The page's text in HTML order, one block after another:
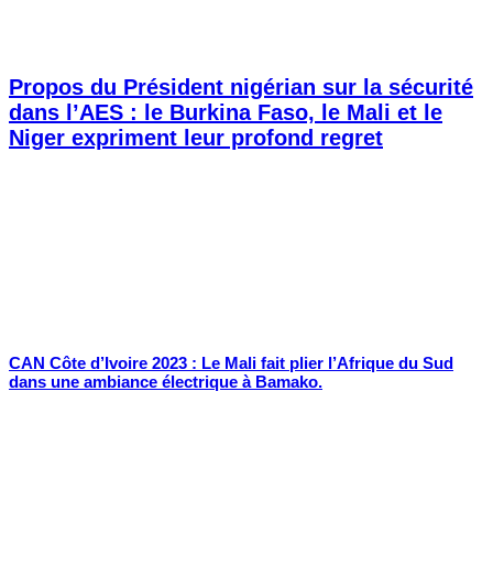
Propos du Président nigérian sur la sécurité
dans l’AES : le Burkina Faso, le Mali et le
Niger expriment leur profond regret
CAN Côte d’Ivoire 2023 : Le Mali fait plier l’Afrique du Sud
dans une ambiance électrique à Bamako.